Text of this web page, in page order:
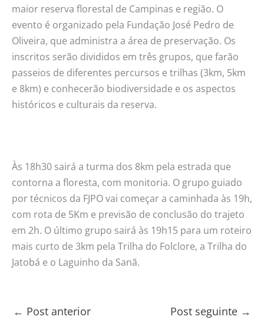
maior reserva florestal de Campinas e região. O
evento é organizado pela Fundação José Pedro de
Oliveira, que administra a área de preservação. Os
inscritos serão divididos em três grupos, que farão
passeios de diferentes percursos e trilhas (3km, 5km
e 8km) e conhecerão biodiversidade e os aspectos
históricos e culturais da reserva.
Às 18h30 sairá a turma dos 8km pela estrada que
contorna a floresta, com monitoria. O grupo guiado
por técnicos da FJPO vai começar a caminhada às 19h,
com rota de 5Km e previsão de conclusão do trajeto
em 2h. O último grupo sairá às 19h15 para um roteiro
mais curto de 3km pela Trilha do Folclore, a Trilha do
Jatobá e o Laguinho da Sanã.
← Post anterior Post seguinte →